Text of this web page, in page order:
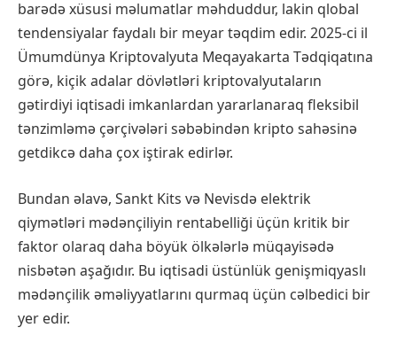
barədə xüsusi məlumatlar məhduddur, lakin qlobal
tendensiyalar faydalı bir meyar təqdim edir. 2025-ci il
Ümumdünya Kriptovalyuta Meqayakarta Tədqiqatına
görə, kiçik adalar dövlətləri kriptovalyutaların
gətirdiyi iqtisadi imkanlardan yararlanaraq fleksibil
tənzimləmə çərçivələri səbəbindən kripto sahəsinə
getdikcə daha çox iştirak edirlər.
Bundan əlavə, Sankt Kits və Nevisdə elektrik
qiymətləri mədənçiliyin rentabelliği üçün kritik bir
faktor olaraq daha böyük ölkələrlə müqayisədə
nisbətən aşağıdır. Bu iqtisadi üstünlük genişmiqyaslı
mədənçilik əməliyyatlarını qurmaq üçün cəlbedici bir
yer edir.